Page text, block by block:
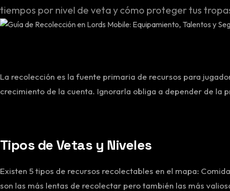
tiempos por nivel de veta y cómo proteger tus
La recolección es la fuente primaria de recursos para
crecimiento de la cuenta. Ignorarla obliga a depender de la
Tipos de Vetas y Niveles
Existen 5 tipos de recursos recolectables en el mapa:
son las más lentas de recolectar pero también las más